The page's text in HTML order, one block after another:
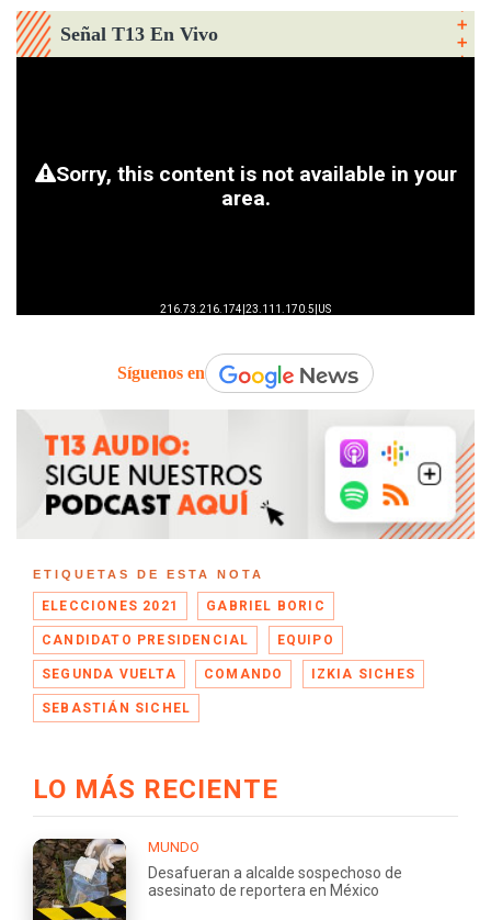
Señal T13 En Vivo
Síguenos en
ETIQUETAS DE ESTA NOTA
ELECCIONES 2021 GABRIEL BORIC
CANDIDATO PRESIDENCIAL EQUIPO
SEGUNDA VUELTA COMANDO IZKIA SICHES
SEBASTIÁN SICHEL
LO MÁS RECIENTE
MUNDO
Desafueran a alcalde sospechoso de
asesinato de reportera en México